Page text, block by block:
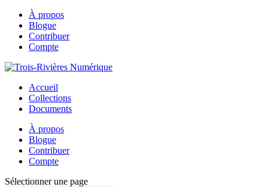
À propos
Blogue
Contribuer
Compte
Accueil
Collections
Documents
À propos
Blogue
Contribuer
Compte
Sélectionner une page